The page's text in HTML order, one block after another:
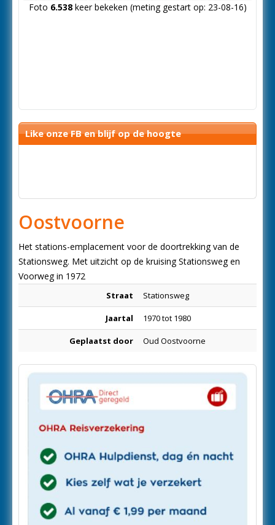
Foto 6.538keer bekeken (meting gestart op: 23-08-16)
Like onze FB en blijf op de hoogte
Oostvoorne
Het stations-emplacement voor de doortrekking van de
Stationsweg. Met uitzicht op de kruising Stationsweg en
Voorweg in 1972
Straat Stationsweg
Jaartal 1970 tot 1980
Geplaatst door Oud Oostvoorne